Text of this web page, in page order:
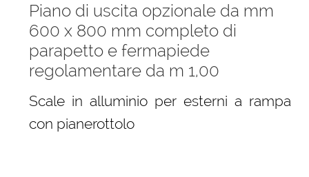
Piano di uscita opzionale da mm
600 x 800 mm completo di
parapetto e fermapiede
regolamentare da m 1,00
Scale in alluminio per esterni a rampa
con pianerottolo